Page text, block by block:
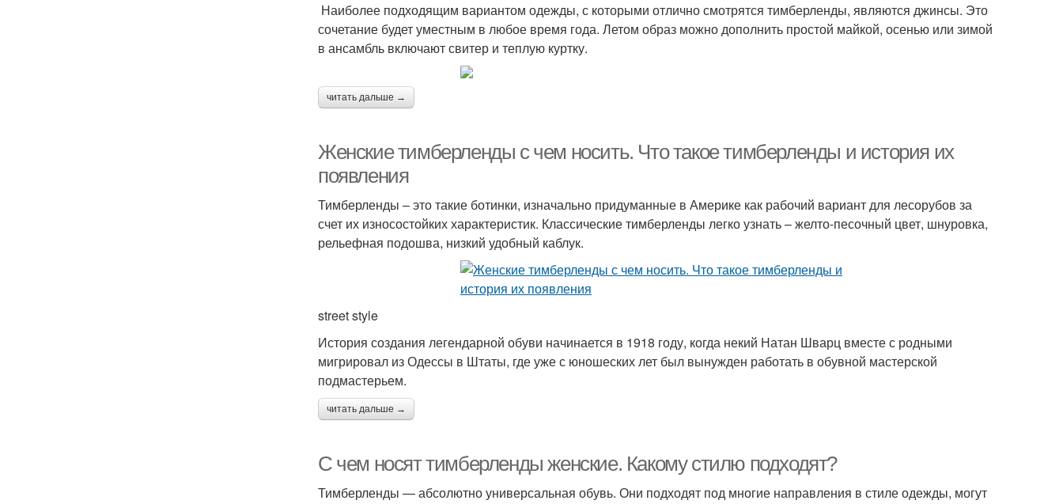
Наиболее подходящим вариантом одежды, с которыми отлично смотрятся тимберленды, являются джинсы. Это
сочетание будет уместным в любое время года. Летом образ можно дополнить простой майкой, осенью или зимой
в ансамбль включают свитер и теплую куртку.
читать дальше →
Женские тимберленды с чем носить. Что такое тимберленды и история их
появления
Тимберленды – это такие ботинки, изначально придуманные в Америке как рабочий вариант для лесорубов за
счет их износостойких характеристик. Классические тимберленды легко узнать – желто-песочный цвет, шнуровка,
рельефная подошва, низкий удобный каблук.
street style
История создания легендарной обуви начинается в 1918 году, когда некий Натан Шварц вместе с родными
мигрировал из Одессы в Штаты, где уже с юношеских лет был вынужден работать в обувной мастерской
подмастерьем.
читать дальше →
С чем носят тимберленды женские. Какому стилю подходят?
Тимберленды — абсолютно универсальная обувь. Они подходят под многие направления в стиле одежды, могут